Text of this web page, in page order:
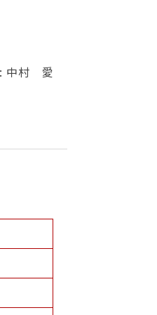
中村 愛